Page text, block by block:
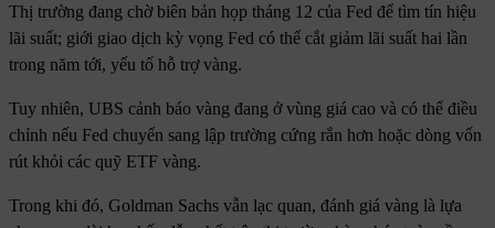
Thị trường đang chờ biên bản họp tháng 12 của Fed để tìm tín hiệu
lãi suất; giới giao dịch kỳ vọng Fed có thể cắt giảm lãi suất hai lần
trong năm tới, yếu tố hỗ trợ vàng.
Tuy nhiên, UBS cảnh báo vàng đang ở vùng giá cao và có thể điều
chỉnh nếu Fed chuyển sang lập trường cứng rắn hơn hoặc dòng vốn
rút khỏi các quỹ ETF vàng.
Trong khi đó, Goldman Sachs vẫn lạc quan, đánh giá vàng là lựa